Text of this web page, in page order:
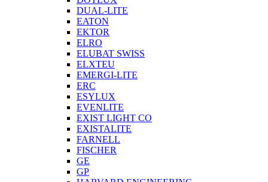
DUAL-LITE
EATON
EKTOR
ELRO
ELUBAT SWISS
ELXTEU
EMERGI-LITE
ERC
ESYLUX
EVENLITE
EXIST LIGHT CO
EXISTALITE
FARNELL
FISCHER
GE
GP